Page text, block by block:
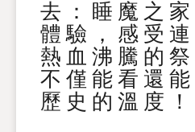
去：睡魔之
體驗，感受
熱血沸騰的祭
不僅能看還
歷史的溫度！